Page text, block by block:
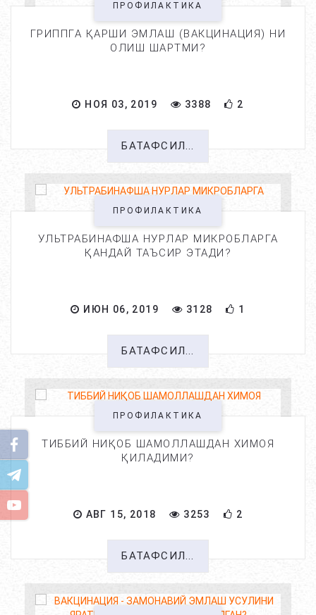
ПРОФИЛАКТИКА
ГРИППГА ҚАРШИ ЭМЛАШ (ВАКЦИНАЦИЯ) НИ
ОЛИШ ШАРТМИ?
НОЯ 03, 2019 3388 2
БАТАФСИЛ...
ПРОФИЛАКТИКА
УЛЬТРАБИНАФША НУРЛАР МИКРОБЛАРГА
ҚАНДАЙ ТАЪСИР ЭТАДИ?
ИЮН 06, 2019 3128 1
БАТАФСИЛ...
ПРОФИЛАКТИКА
ТИББИЙ НИҚОБ ШАМОЛЛАШДАН ХИМОЯ
ҚИЛАДИМИ?
АВГ 15, 2018 3253 2
БАТАФСИЛ...